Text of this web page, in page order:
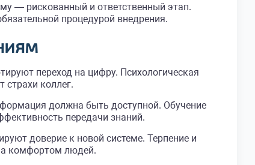
— рискованный и ответственный этап.
процедурой внедрения.
переход на цифру. Психологическая
страхи коллег.
должна быть доступной. Обучение
передачи знаний.
доверие к новой системе. Терпение и
а комфортом людей.